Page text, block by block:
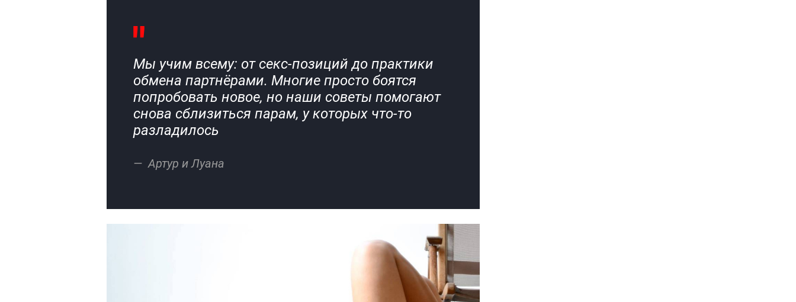
Мы учим всему: от секс-позиций до практики
обмена партнёрами. Многие просто боятся
попробовать новое, но наши советы помогают
снова сблизиться парам, у которых что-то
разладилось
Артур и Луана